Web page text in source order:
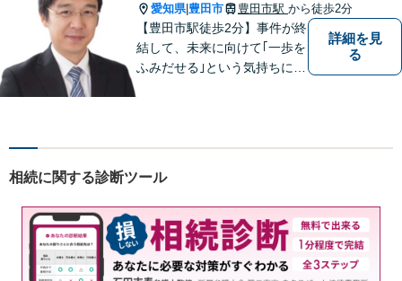
愛知県| 豊田市 豊田市駅 から徒歩2分
【豊田市駅徒歩2分】事件が終
結して、未来に向けて｢一歩を
ふみだせる｣という気持ちに向
のご不安はご相談ください。
件あり】
詳細を見
る
相続に関する診断ツール